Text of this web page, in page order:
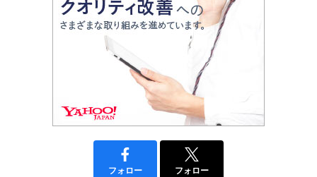
フォロー フォロー